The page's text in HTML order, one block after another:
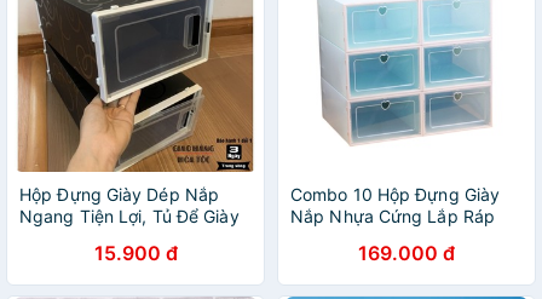
Hộp Đựng Giày Dép Nắp
Ngang Tiện Lợi, Tủ Để Giày
Giá Treo Giày Dép Đa Năng
15.900 đ
Combo 10 Hộp Đựng Giày
Nắp Nhựa Cứng Lắp Ráp
Dép Lắp Ghép169.000 đ